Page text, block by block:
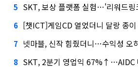
5 SKT, 보상 플랫폼 실험…'리워드링
6 [챗ICT]게임CD 열었더니 달랑 종
7 넷마블, 신작 힘줬더니…수익성 오
8 SKT, 2분기 영업익 67%↑…AIDC